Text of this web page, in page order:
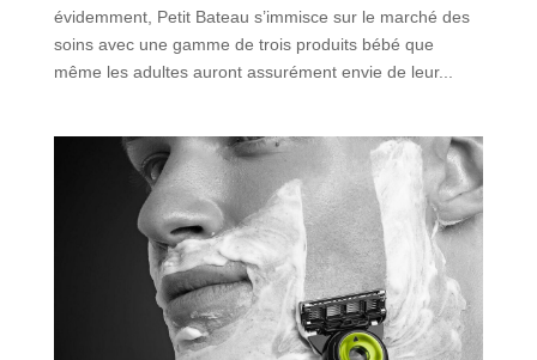
évidemment, Petit Bateau s’immisce sur le marché des
soins avec une gamme de trois produits bébé que
même les adultes auront assurément envie de leur...